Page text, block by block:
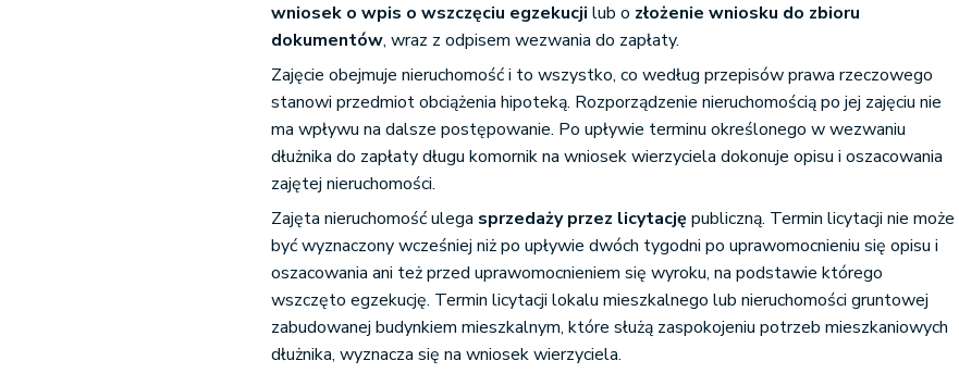
wniosek o wpis o wszczęciu egzekucji lub o złożenie wniosku do zbioru
dokumentów, wraz z odpisem wezwania do zapłaty.
Zajęcie obejmuje nieruchomość i to wszystko, co według przepisów prawa rzeczowego
stanowi przedmiot obciążenia hipoteką. Rozporządzenie nieruchomością po jej zajęciu nie
ma wpływu na dalsze postępowanie. Po upływie terminu określonego w wezwaniu
dłużnika do zapłaty długu komornik na wniosek wierzyciela dokonuje opisu i oszacowania
zajętej nieruchomości.
Zajęta nieruchomość ulega sprzedaży przez licytację publiczną. Termin licytacji nie może
być wyznaczony wcześniej niż po upływie dwóch tygodni po uprawomocnieniu się opisu i
oszacowania ani też przed uprawomocnieniem się wyroku, na podstawie którego
wszczęto egzekucję. Termin licytacji lokalu mieszkalnego lub nieruchomości gruntowej
zabudowanej budynkiem mieszkalnym, które służą zaspokojeniu potrzeb mieszkaniowych
dłużnika, wyznacza się na wniosek wierzyciela.